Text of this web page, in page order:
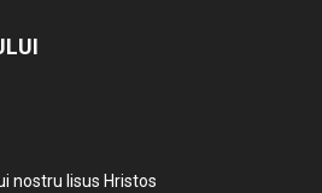
nostru Iisus Hristos